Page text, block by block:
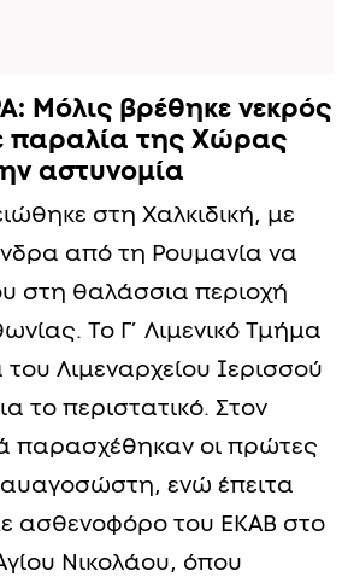
Μόλις βρέθηκε νεκρός
παραλία της Χώρας
αστυνομία
στη Χαλκιδική, με
από τη Ρουμανία να
στη θαλάσσια περιοχή
Το Γ΄ Λιμενικό Τμήμα
Λιμεναρχείου Ιερισσού
το περιστατικό. Στον
παρασχέθηκαν οι πρώτες
ενώ έπειτα
ασθενοφόρο του ΕΚΑΒ στο
Νικολάου, όπου